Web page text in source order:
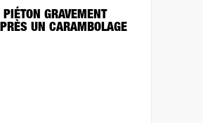
PIÉTON GRAVEMENT
UN CARAMBOLAGE